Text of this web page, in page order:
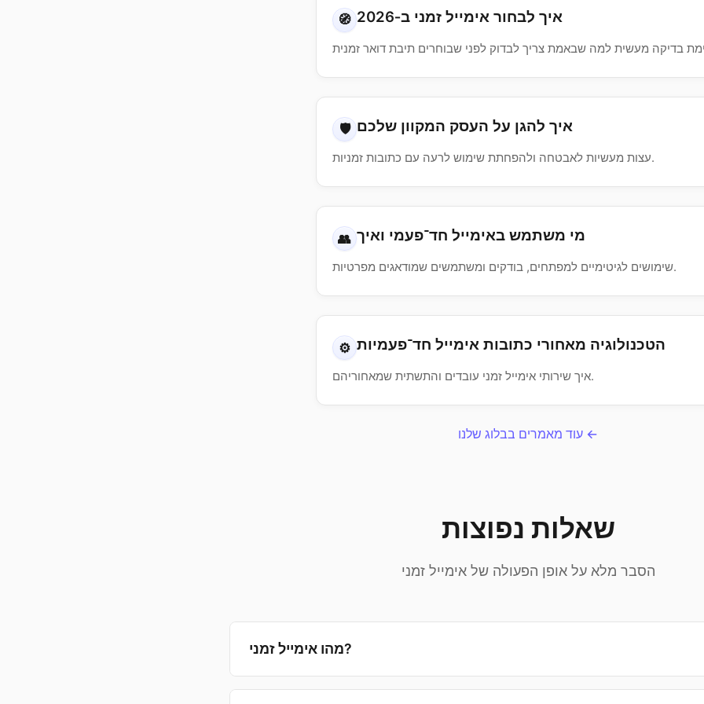
🧭 איך לבחור אימייל זמני ב‑2026
🛡️ איך להגן על העסק המקוון שלכם
עצות מעשיות לאבטחה ולהפחתת שימוש לרעה עם כתובות זמניות.
👥 מי משתמש באימייל חד־פעמי ואיך
שימושים לגיטימיים למפתחים, בודקים ומשתמשים שמודאגים מפרטיות.
⚙️ הטכנולוגיה מאחורי כתובות אימייל חד־פעמיות
איך שירותי אימייל זמני עובדים והתשתית שמאחוריהם.
עוד מאמרים בבלוג שלנו ←
שאלות נפוצות
הסבר מלא על אופן הפעולה של אימייל זמני
מהו אימייל זמני?